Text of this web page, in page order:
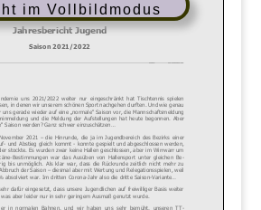
im Vollbildmodus